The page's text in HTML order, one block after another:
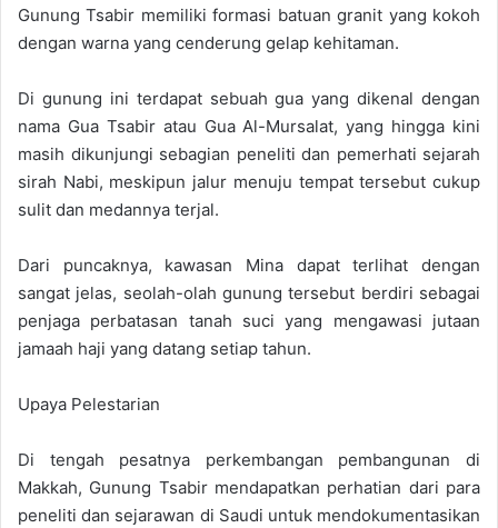
Gunung Tsabir memiliki formasi batuan granit yang kokoh
dengan warna yang cenderung gelap kehitaman.
Di gunung ini terdapat sebuah gua yang dikenal dengan
nama Gua Tsabir atau Gua Al-Mursalat, yang hingga kini
masih dikunjungi sebagian peneliti dan pemerhati sejarah
sirah Nabi, meskipun jalur menuju tempat tersebut cukup
sulit dan medannya terjal.
Dari puncaknya, kawasan Mina dapat terlihat dengan
sangat jelas, seolah-olah gunung tersebut berdiri sebagai
penjaga perbatasan tanah suci yang mengawasi jutaan
jamaah haji yang datang setiap tahun.
Upaya Pelestarian
Di tengah pesatnya perkembangan pembangunan di
Makkah, Gunung Tsabir mendapatkan perhatian dari para
peneliti dan sejarawan di Saudi untuk mendokumentasikan